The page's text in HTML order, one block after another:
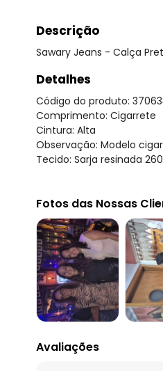
Descrição
Sawary Jeans - Calça
Detalhes
Código do produto:
Comprimento: Cigarrete
Cintura: Alta
Observação: Modelo
Tecido: Sarja resinada
Fotos das Nossas
Avaliações